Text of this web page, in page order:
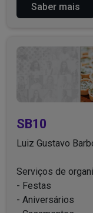
- Implementação
- Vistorias
- Residencial,
Entre em contato
Saber mais
SB10
Luiz Gustavo
Serviços de
- Festas
- Aniversários